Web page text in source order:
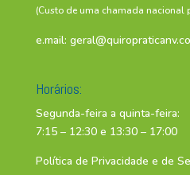
(Custo de uma chamada nacional
e.mail:
Horários:
Segunda-feira a quinta-feira:
7:15 – 12:30 e 13:30 – 17:00
Política de Privacidade e de